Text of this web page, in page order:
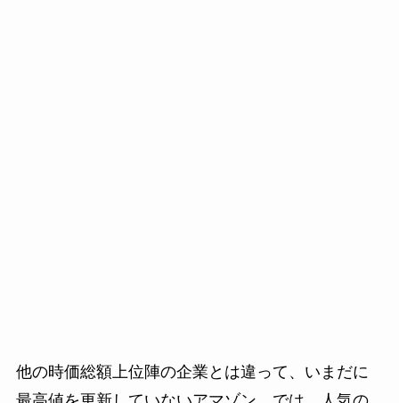
他の時価総額上位陣の企業とは違って、いまだに